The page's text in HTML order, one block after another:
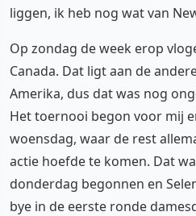
liggen, ik heb nog wat van
Op zondag de week erop
Canada. Dat ligt aan de
Amerika, dus dat was nog
Het toernooi begon voor mij
woensdag, waar de rest
actie hoefde te komen. Dat
donderdag begonnen en
bye in de eerste ronde